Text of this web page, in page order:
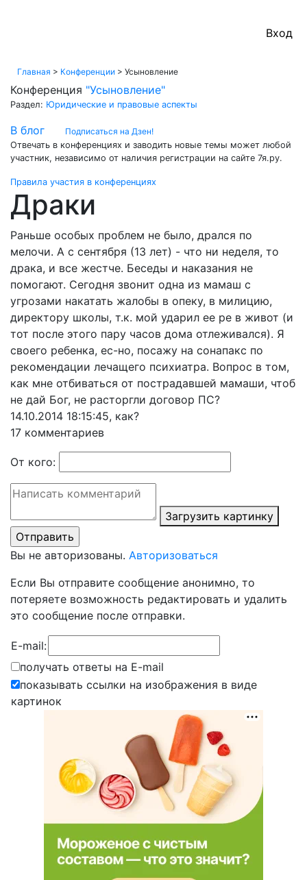
Вход
Вход
Главная > Конференции > Усыновление
Конференция "Усыновление"
Раздел: Юридические и правовые аспекты
В блог
Подписаться на Дзен!
Отвечать в конференциях и заводить новые темы может любой
участник, независимо от наличия регистрации на сайте 7я.ру.
Правила участия в конференциях
Драки
Раньше особых проблем не было, дрался по
мелочи. А с сентября (13 лет) - что ни неделя, то
драка, и все жестче. Беседы и наказания не
помогают. Сегодня звонит одна из мамаш с
угрозами накатать жалобы в опеку, в милицию,
директору школы, т.к. мой ударил ее ре в живот (и
тот после этого пару часов дома отлеживался). Я
своего ребенка, ес-но, посажу на сонапакс по
рекомендации лечащего психиатра. Вопрос в том,
как мне отбиваться от пострадавшей мамаши, чтоб
не дай Бог, не расторгли договор ПС?
14.10.2014 18:15:45, как?
17 комментариев
От кого:
Загрузить картинку
Вы не авторизованы. Авторизоваться
Если Вы отправите сообщение анонимно, то
потеряете возможность редактировать и удалить
это сообщение после отправки.
E-mail:
получать ответы на E-mail
показывать ссылки на изображения в виде
картинок